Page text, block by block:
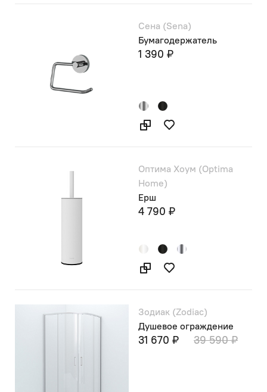
Сена (Sena)
Бумагодержатель
1 390 ₽
Оптима Хоум (Optima
Home)
Ерш
4 790 ₽
Зодиак (Zodiac)
Душевое ограждение
31 670 ₽ 39 590 ₽